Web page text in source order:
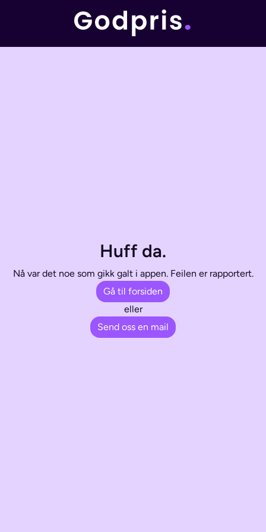
Huff da.
Nå var det noe som gikk galt i appen. Feilen er rapportert.
Gå til forsiden
eller
Send oss en mail